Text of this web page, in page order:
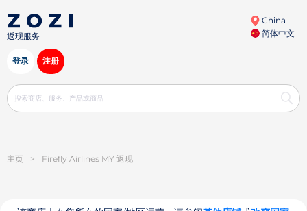
返现服务
China
简体中文
登录 注册
主页 > Firefly Airlines MY 返现